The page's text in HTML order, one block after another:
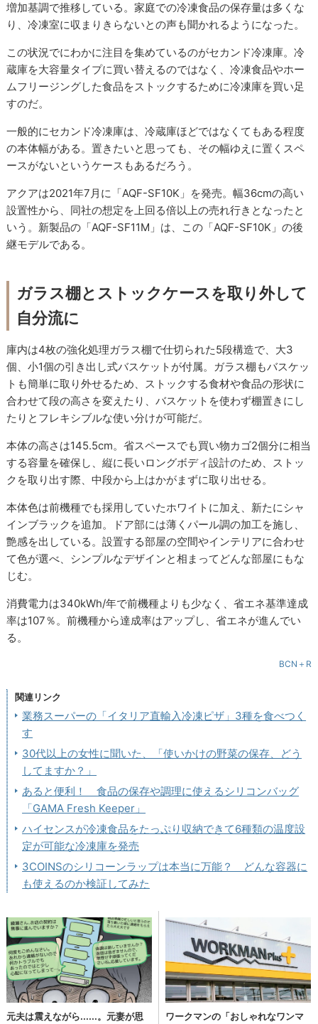
増加基調で推移している。家庭での冷凍食品の保存量は多くな
り、冷凍室に収まりきらないとの声も聞かれるようになった。
この状況でにわかに注目を集めているのがセカンド冷凍庫。冷
蔵庫を大容量タイプに買い替えるのではなく、冷凍食品やホー
ムフリージングした食品をストックするために冷凍庫を買い足
すのだ。
一般的にセカンド冷凍庫は、冷蔵庫ほどではなくてもある程度
の本体幅がある。置きたいと思っても、その幅ゆえに置くスペ
ースがないというケースもあるだろう。
アクアは2021年7月に「AQF-SF10K」を発売。幅36cmの高い
設置性から、同社の想定を上回る倍以上の売れ行きとなったと
いう。新製品の「AQF-SF11M」は、この「AQF-SF10K」の後
継モデルである。
ガラス棚とストックケースを取り外して
自分流に
庫内は4枚の強化処理ガラス棚で仕切られた5段構造で、大3
個、小1個の引き出し式バスケットが付属。ガラス棚もバスケッ
トも簡単に取り外せるため、ストックする食材や食品の形状に
合わせて段の高さを変えたり、バスケットを使わず棚置きにし
たりとフレキシブルな使い分けが可能だ。
本体の高さは145.5cm。省スペースでも買い物カゴ2個分に相当
する容量を確保し、縦に長いロングボディ設計のため、ストッ
クを取り出す際、中段から上はかがまずに取り出せる。
本体色は前機種でも採用していたホワイトに加え、新たにシャ
インブラックを追加。ドア部には薄くパール調の加工を施し、
艶感を出している。設置する部屋の空間やインテリアに合わせ
て色が選べ、シンプルなデザインと相まってどんな部屋にもな
じむ。
消費電力は340kWh/年で前機種よりも少なく、省エネ基準達成
率は107％。前機種から達成率はアップし、省エネが進んでい
る。
BCN＋R
関連リンク
業務スーパーの「イタリア直輸入冷凍ピザ」3種を食べつく
す
30代以上の女性に聞いた、「使いかけの野菜の保存、どう
してますか？」
あると便利！ 食品の保存や調理に使えるシリコンバッグ
「GAMA Fresh Keeper」
ハイセンスが冷凍食品をたっぷり収納できて6種類の温度設
定が可能な冷凍庫を発売
3COINSのシリコーンラップは本当に万能？ どんな容器に
も使えるのか検証してみた